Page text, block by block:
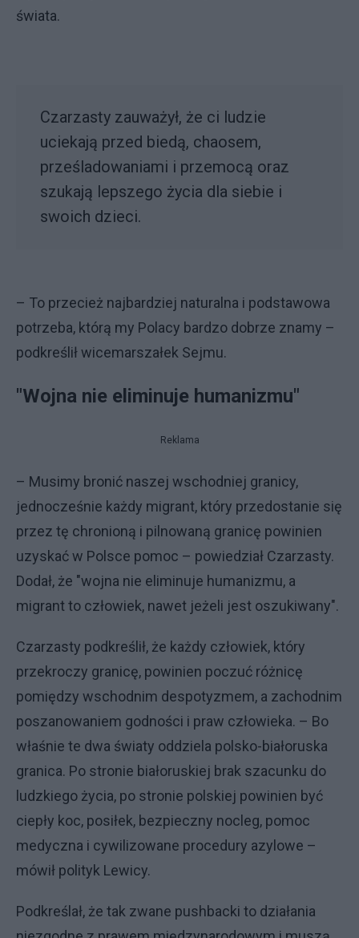
świata.
Czarzasty zauważył, że ci ludzie
uciekają przed biedą, chaosem,
prześladowaniami i przemocą oraz
szukają lepszego życia dla siebie i
swoich dzieci.
– To przecież najbardziej naturalna i podstawowa
potrzeba, którą my Polacy bardzo dobrze znamy –
podkreślił wicemarszałek Sejmu.
"Wojna nie eliminuje humanizmu"
Reklama
– Musimy bronić naszej wschodniej granicy,
jednocześnie każdy migrant, który przedostanie się
przez tę chronioną i pilnowaną granicę powinien
uzyskać w Polsce pomoc – powiedział Czarzasty.
Dodał, że "wojna nie eliminuje humanizmu, a
migrant to człowiek, nawet jeżeli jest oszukiwany".
Czarzasty podkreślił, że każdy człowiek, który
przekroczy granicę, powinien poczuć różnicę
pomiędzy wschodnim despotyzmem, a zachodnim
poszanowaniem godności i praw człowieka. – Bo
właśnie te dwa światy oddziela polsko-białoruska
granica. Po stronie białoruskiej brak szacunku do
ludzkiego życia, po stronie polskiej powinien być
ciepły koc, posiłek, bezpieczny nocleg, pomoc
medyczna i cywilizowane procedury azylowe –
mówił polityk Lewicy.
Podkreślał, że tak zwane pushbacki to działania